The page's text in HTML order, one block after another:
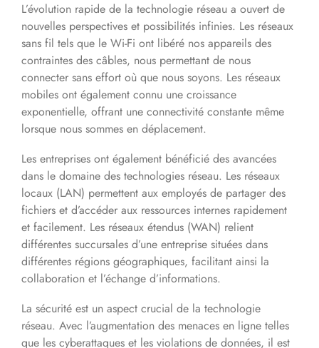
L’évolution rapide de la technologie réseau a ouvert de
nouvelles perspectives et possibilités infinies. Les réseaux
sans fil tels que le Wi-Fi ont libéré nos appareils des
contraintes des câbles, nous permettant de nous
connecter sans effort où que nous soyons. Les réseaux
mobiles ont également connu une croissance
exponentielle, offrant une connectivité constante même
lorsque nous sommes en déplacement.
Les entreprises ont également bénéficié des avancées
dans le domaine des technologies réseau. Les réseaux
locaux (LAN) permettent aux employés de partager des
fichiers et d’accéder aux ressources internes rapidement
et facilement. Les réseaux étendus (WAN) relient
différentes succursales d’une entreprise situées dans
différentes régions géographiques, facilitant ainsi la
collaboration et l’échange d’informations.
La sécurité est un aspect crucial de la technologie
réseau. Avec l’augmentation des menaces en ligne telles
que les cyberattaques et les violations de données, il est